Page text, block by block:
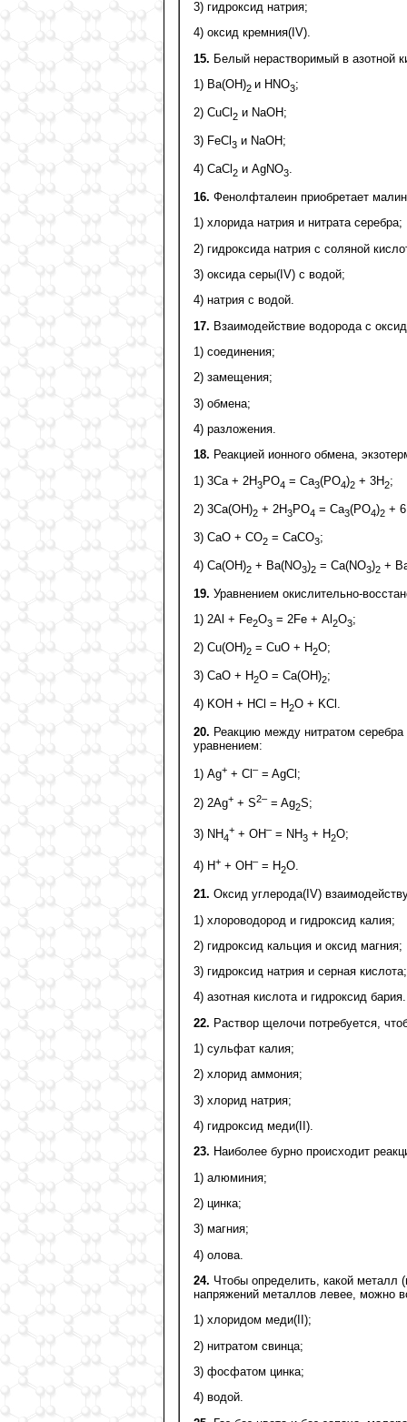
3) гидроксид натрия;
4) оксид кремния(IV).
15. Белый нерастворимый в азотной
1) Ва(ОН)2 и НNO3;
2) CuCl 2 и NaOH;
3) FеCl 3 и NaОН;
4) CaCl 2 и AgNO3.
16. Фенолфталеин приобретает
1) хлорида натрия и нитрата серебра;
2) гидроксида натрия с соляной
3) оксида серы(IV) c водой;
4) натрия с водой.
17. Взаимодействие водорода с
1) соединения;
2) замещения;
3) обмена;
4) разложения.
18. Реакцией ионного обмена,
1) 3Са + 2H3РО4 = Са3(РО4)2 + 3H2;
2) 3Са(ОН)2 + 2Н3РО4 = Са3(РО4)2 +
3) СаО + СО2 = СаСО3;
4) Са(ОН)2 + Ва(NО3)2 = Са(NO3)2 +
19. Уравнением окислительно-
1) 2Al + Fe2О3 = 2Fe + Аl 2О3;
2) Сu(ОН)2 = СuО + Н2О;
3) СаО + Н2О = Са(ОН)2;
4) KОН + НСl = Н2О + KCl.
20. Реакцию между нитратом
уравнением:
1) Аg+ + Cl – = AgCl;
2) 2Аg+ + S2– = Ag2S;
3) NH4
+ + ОН– = NH3 + Н2O;
4) Н+ + ОН– = Н2О.
21. Оксид углерода(IV)
1) хлороводород и гидроксид калия;
2) гидроксид кальция и оксид магния;
3) гидроксид натрия и серная кислота;
4) азотная кислота и гидроксид бария.
22. Раствор щелочи потребуется,
1) сульфат калия;
2) хлорид аммония;
3) хлорид натрия;
4) гидроксид меди(II).
23. Наиболее бурно происходит
1) алюминия;
2) цинка;
3) магния;
4) олова.
24. Чтобы определить, какой металл
напряжений металлов левее, можно
1) хлоридом меди(II);
2) нитратом свинца;
3) фосфатом цинка;
4) водой.